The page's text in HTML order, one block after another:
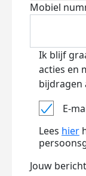
Mobiel
Ik blijf
acties en
bijdragen
E-
Lees hier
Jouw